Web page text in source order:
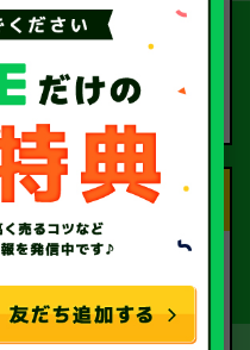
査定のプロが
お電話で回答いたしま
す。
Step.4